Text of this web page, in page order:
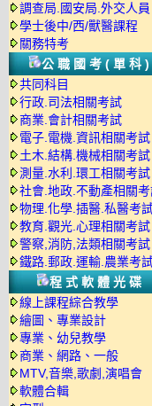
調查局.國安局.外交人員
學士後中/西/獸醫課程
關務特考
公職國考(單科)
共同科目
行政.司法相關考試
商業.會計相關考試
電子.電機.資訊相關考試
土木.結構.機械相關考試
測量.水利.環工相關考試
社會.地政.不動產相關
物理.化學.插醫.私醫考
教育.觀光.心理相關考試
警察,消防,法類相關考試
鐵路.郵政.運輸.農業考
程式軟體光碟
線上課程綜合教學
繪圖、專業設計
專業、幼兒教學
商業、網路、一般
MTV,音樂,歌劇,演唱會
軟體合輯